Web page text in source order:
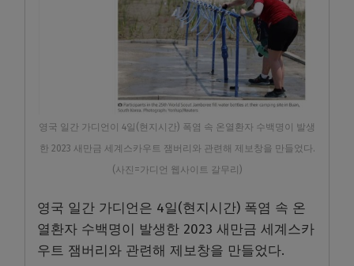
영국 일간 가디언이 4일(현지시간) 폭염 속 온열환자 수백명이 발생
한 2023 새만금 세계스카우트 잼버리와 관련해 제보창을 만들었다.
(사진=가디언 웹사이트 갈무리)
영국 일간 가디언은 4일(현지시간) 폭염 속 온
열환자 수백명이 발생한 2023 새만금 세계스카
우트 잼버리와 관련해 제보창을 만들었다.